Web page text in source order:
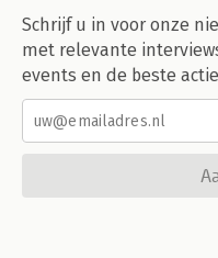
Schrijf u in voor onze
met relevante
events en de beste